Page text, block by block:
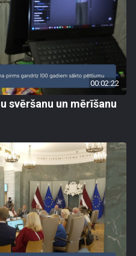
00:02:22
svēršanu un mērīšanu